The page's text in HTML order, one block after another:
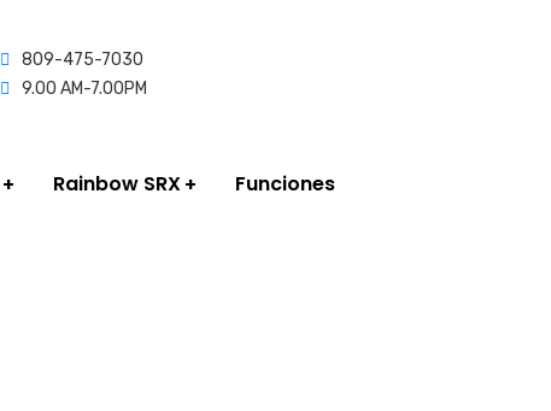
809-475-7030
9.00 AM-7.00PM
Rainbow SRX Funciones